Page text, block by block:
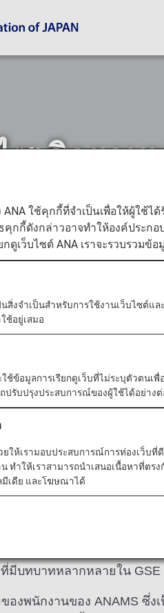
ซเคิลยาน
CO.,LTD.
เครื่องยนต์ดีเซล
นับสนุนภาคพื้นดินของเครื่อ
สายการบินญี่ปุ่น
ำหรับโหลดสัมภาระขึ้นเครื่อ
ยไฟฟ้า
เคิลขึ้นอยู่กับ
ายพานลำเลียงแล้ว สนามบิ
ถกวาดหิมะ ซึ่งจะถูกเรียกว่า
มีบทบาทหลากหลายใน
องพนักงานของ ANAMS ซึ่
ใช้คุกกี้ที่จำเป็นเพื่อให้ผู้ใช้ไ
คุกกี้ดังกล่าวอาจทำให้องค์ประกอ
กดูเว็บไซต์ ANA เราจะรวบรวม
นสิ่งจำเป็นสำหรับการใช้งานเว็บไซต์แ
ช้อยู่เสมอ
ช้ข้อมูลการเรียกดูเว็บที่ไม่ระบุตัวตนเ
ปรับปรุงประสบการณ์ของผู้ใช้ได้อย่างต่
ยให้เรามอบประสบการณ์การท่องเว็บ
น ทำให้เราสามารถนำเสนอเนื้อหาที่ต
มีเดีย และโฆษณาได้